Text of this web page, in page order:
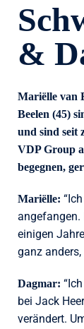
&
Mariëlle van
Beelen (45)
und sind seit
VDP Group
begegnen,
Mariëlle:
angefangen.
einigen
ganz
Dagmar:
bei Jack
verändert.